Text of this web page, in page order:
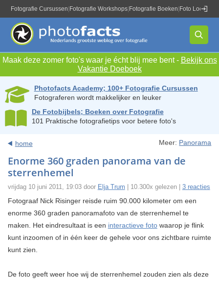
Fotografie Cursussen Fotografie Workshops Fotografie Boeken Foto Locaties
Maak deze zomer foto's waar je écht blij mee bent - Bekijk ons
Vakantie Doeboek
Photofacts Academy; 100+ Fotografie Cursussen
Fotograferen wordt makkelijker en leuker
De Fotobijbels; Boeken over Fotografie
101 Praktische fotografietips voor betere foto's
home Meer: Panorama
Enorme 360 graden panorama van de
sterrenhemel
vrijdag 10 juni 2011, 19:03 door Elja Trum | 10.300x gelezen | 3 reacties
Fotograaf Nick Risinger reisde ruim 90.000 kilometer om een
enorme 360 graden panoramafoto van de sterrenhemel te
maken. Het eindresultaat is een interactieve fotowaarop je flink
kunt inzoomen of in één keer de gehele voor ons zichtbare ruimte
kunt zien.
De foto geeft weer hoe wij de sterrenhemel zouden zien als deze